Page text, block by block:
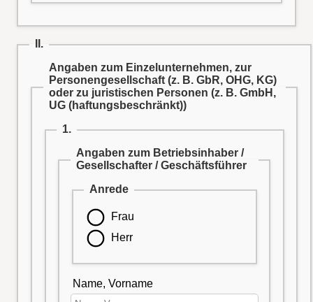
II.
Angaben zum Einzelunternehmen, zur
Personengesellschaft (z. B. GbR, OHG, KG)
oder zu juristischen Personen (z. B. GmbH,
UG (haftungsbeschränkt))
1.
Angaben zum Betriebsinhaber /
Gesellschafter / Geschäftsführer
Anrede
Frau
Herr
Name, Vorname